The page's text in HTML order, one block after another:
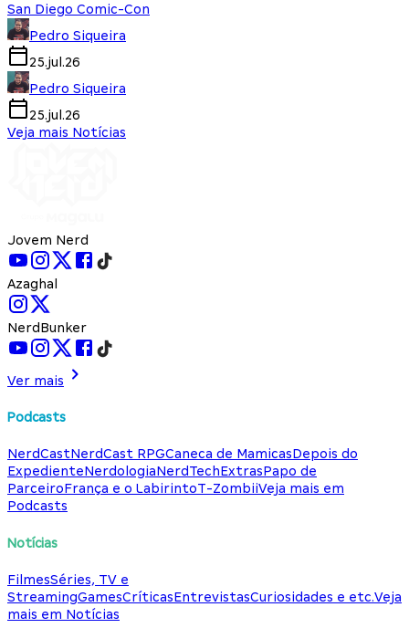
San Diego Comic-Con
Pedro Siqueira
25.jul.26
Pedro Siqueira
25.jul.26
Veja mais Notícias
Jovem Nerd
Azaghal
NerdBunker
Ver mais
Podcasts
NerdCastNerdCast RPGCaneca de MamicasDepois do
ExpedienteNerdologiaNerdTechExtrasPapo de
ParceiroFrança e o LabirintoT-ZombiiVeja mais em
Podcasts
Notícias
FilmesSéries, TV e
StreamingGamesCríticasEntrevistasCuriosidades e etc.Veja
mais em Notícias